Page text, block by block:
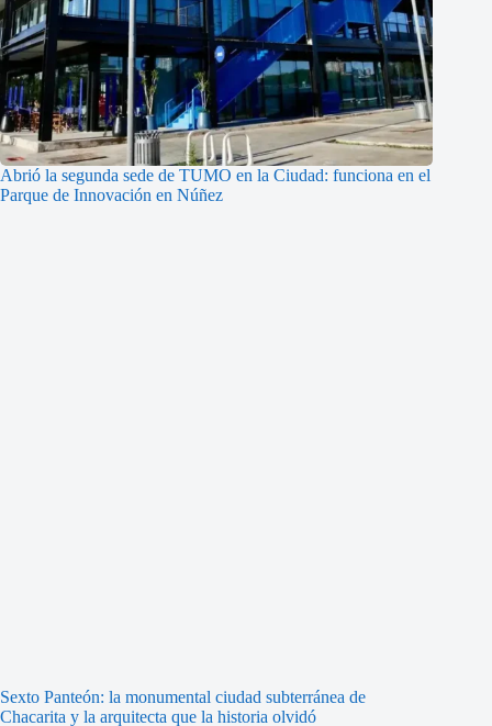
Abrió la segunda sede de TUMO en la Ciudad: funciona en el
Parque de Innovación en Núñez
Sexto Panteón: la monumental ciudad subterránea de
Chacarita y la arquitecta que la historia olvidó